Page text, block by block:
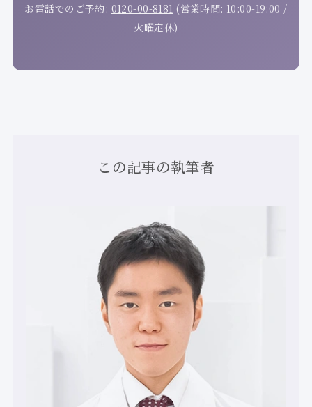
お電話でのご予約: 0120-00-8181 (営業時間: 10:00-19:00 /
火曜定休)
この記事の執筆者